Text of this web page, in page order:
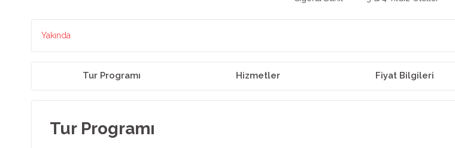
Yakında
Tur Programı Hizmetler Fiyat Bilgileri
Tur Programı